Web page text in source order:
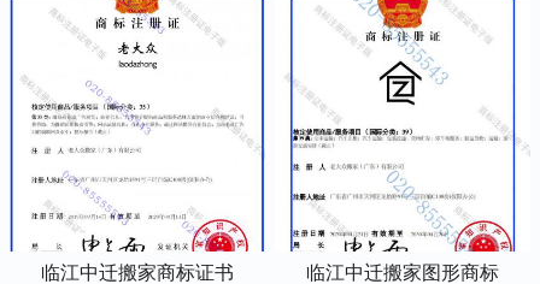
临江中迁搬家商标证书 临江中迁搬家图形商标